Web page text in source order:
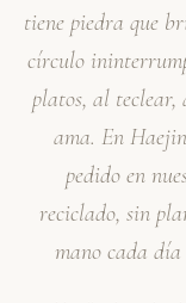
tiene piedra que
círculo
platos, al teclear,
ama. En
pedido en
reciclado, sin
mano cada